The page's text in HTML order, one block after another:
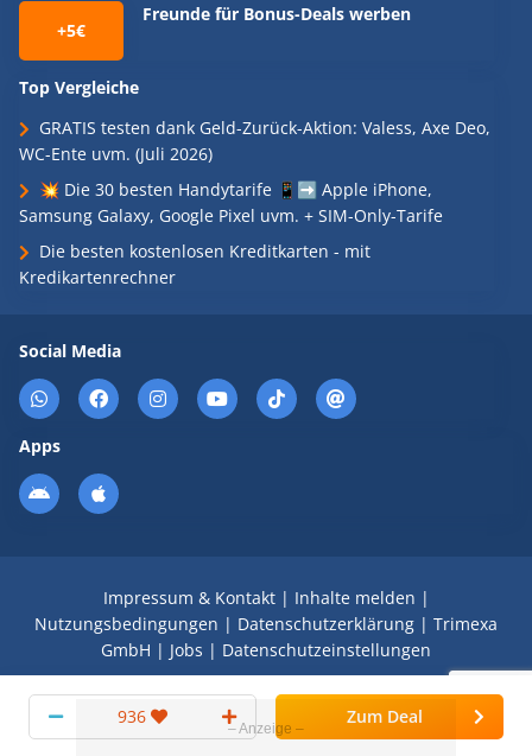
936 Zum Deal
+5€
Freunde für Bonus-Deals werben
Top Vergleiche
GRATIS testen dank Geld-Zurück-Aktion: Valess, Axe Deo,
WC-Ente uvm. (Juli 2026)
💥 Die 30 besten Handytarife 📱➡️ Apple iPhone,
Samsung Galaxy, Google Pixel uvm. + SIM-Only-Tarife
Die besten kostenlosen Kreditkarten - mit
Kredikartenrechner
Social Media
Apps
Impressum & Kontakt| Inhalte melden |
Nutzungsbedingungen | Datenschutzerklärung | Trimexa
GmbH | Jobs | Datenschutzeinstellungen
© 2008 - 2026 Schnäppchen Blog mit Doktortitel -
DealDoktor.de